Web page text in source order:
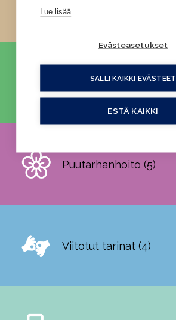
Luonto (8)
Puutarhanhoito (5)
Viitotut tarinat (4)
Lue lisää
Evästeasetukset
SALLI KAIKKI EVÄSTEET
ESTÄ KAIKKI